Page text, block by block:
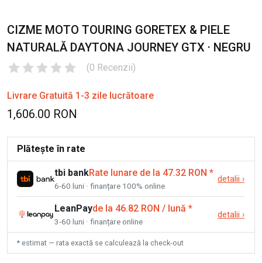
CIZME MOTO TOURING GORETEX & PIELE
NATURALĂ DAYTONA JOURNEY GTX · NEGRU
(0 Recenzii)
Livrare Gratuită 1-3 zile lucrătoare
1,606.00 RON
Plătește în rate
tbi bankRate lunare de la 47.32 RON *
6-60 luni · finanțare 100% online
detalii ›
LeanPayde la 46.82 RON / lună *
3-60 luni · finanțare online
detalii ›
* estimat — rata exactă se calculează la check-out